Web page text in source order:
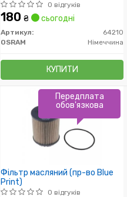
0 відгуків
180 ₴ сьогодні
Артикул:
64210
OSRAM
Німеччина
КУПИТИ
Фільтр масляний (пр-во Blue
Print)
0 відгуків
Передплата
обов'язкова